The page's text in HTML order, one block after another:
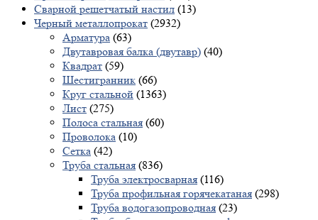
Сварной решетчатый настил (13)
Черный металлопрокат (2932)
Арматура (63)
Двутавровая балка (двутавр) (40)
Квадрат (59)
Шестигранник (66)
Круг стальной (1363)
Лист (275)
Полоса стальная (60)
Проволока (10)
Сетка (42)
Труба стальная (836)
Труба электросварная (116)
Труба профильная горячекатаная (298)
Труба водогазопроводная (23)